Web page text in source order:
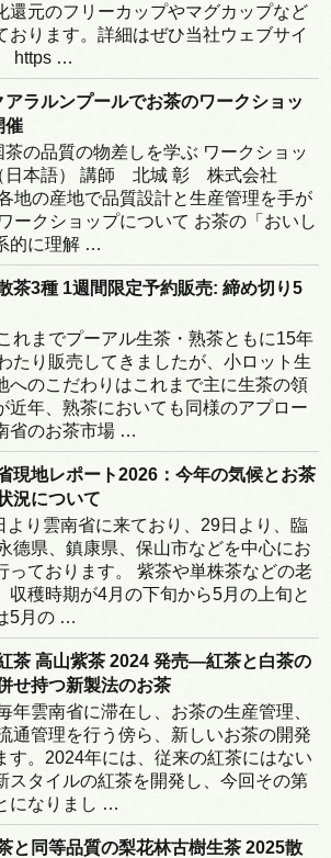
還元のフリーカップやマグカップなど
おります。詳細はぜひ当社ウェブサイ
https …
アラルンプールでお茶のワークショッ
催
茶の品質の物差しを学ぶ ワークショッ
日本語） 講師 北城 彰 株式会社
地の産地で品質設計と生産管理を手が
ークショップについて お茶の「おいし
的に理解 …
茶3種 1週間限定予約販売: 締め切り5
れまでプーアル生茶・熟茶ともに15年
たり販売してきましたが、小ロット生
へのこだわりはこれまで主に生茶の領
近年、熟茶においても同様のアプロー
省のお茶市場 …
現地レポート2026：今年の気候とお茶
況について
より雲南省に来ており、29日より、臨
德県、鎮康県、保山市などを中心にお
っております。 紫茶や単株茶などの老
収穫時期が4月の下旬から5月の上旬と
5月の …
茶 高山紫茶 2024 発売―紅茶と白茶の
せ持つ新製法のお茶
年雲南省に滞在し、お茶の生産管理、
通管理を行う傍ら、新しいお茶の開発
す。2024年には、従来の紅茶にはない
スタイルの紅茶を開発し、今回その第
になりまし …
と同等品質の梨花林古樹生茶 2025散